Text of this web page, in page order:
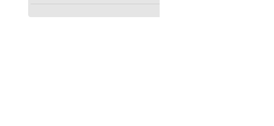
Tutelar
de
cumprida
à
capacitação para